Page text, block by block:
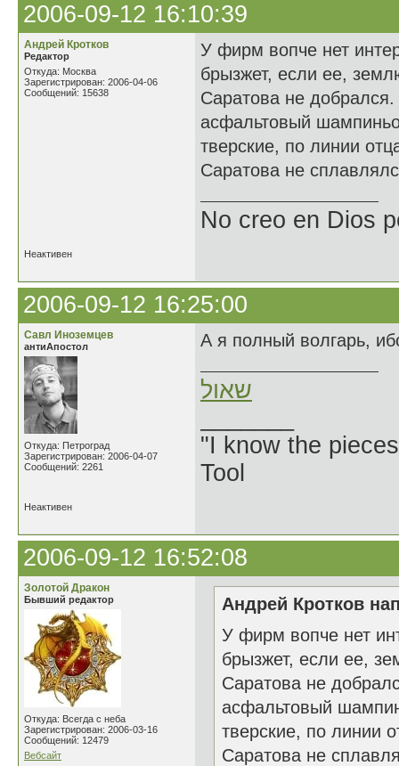
2006-09-12 16:10:39
Андрей Кротков
Редактор
Откуда: Москва
Зарегистрирован: 2006-04-06
Сообщений: 15638
У фирм вопче нет
брызжет, если ее,
Саратова не добрался.
асфальтовый
тверские, по линии
Саратова не
No creo en Dios
Неактивен
2006-09-12 16:25:00
Савл Иноземцев
антиАпостол
Откуда: Петроград
Зарегистрирован: 2006-04-07
Сообщений: 2261
А я полный волгарь,
שאול
"I know the
Tool
Неактивен
2006-09-12 16:52:08
Золотой Дракон
Бывший редактор
Откуда: Всегда с неба
Зарегистрирован: 2006-03-16
Сообщений: 12479
Вебсайт
Андрей Кротков
У фирм вопче нет
брызжет, если ее,
Саратова не
асфальтовый
тверские, по линии
Саратова не